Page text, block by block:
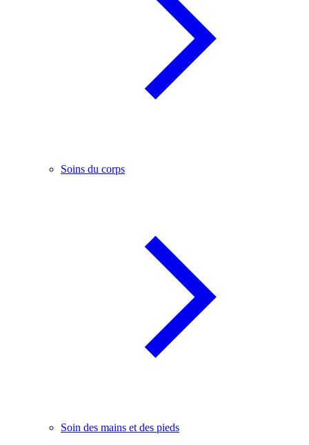
Soins du corps
Soin des mains et des pieds